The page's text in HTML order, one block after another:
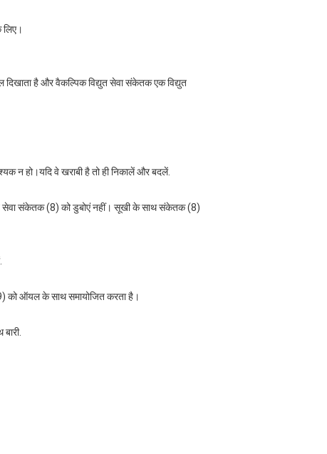
है और वैकल्पिक विद्युत सेवा संकेतक एक विद्युत
न हो।यदि वे खराबी है तो ही निकालें और बदलें.
सेवा संकेतक (8) को डुबोएं नहीं। सूखी के साथ संकेतक (8)
को ऑयल के साथ समायोजित करता है।